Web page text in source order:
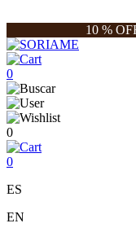
10 %
0
0
0
ES
EN